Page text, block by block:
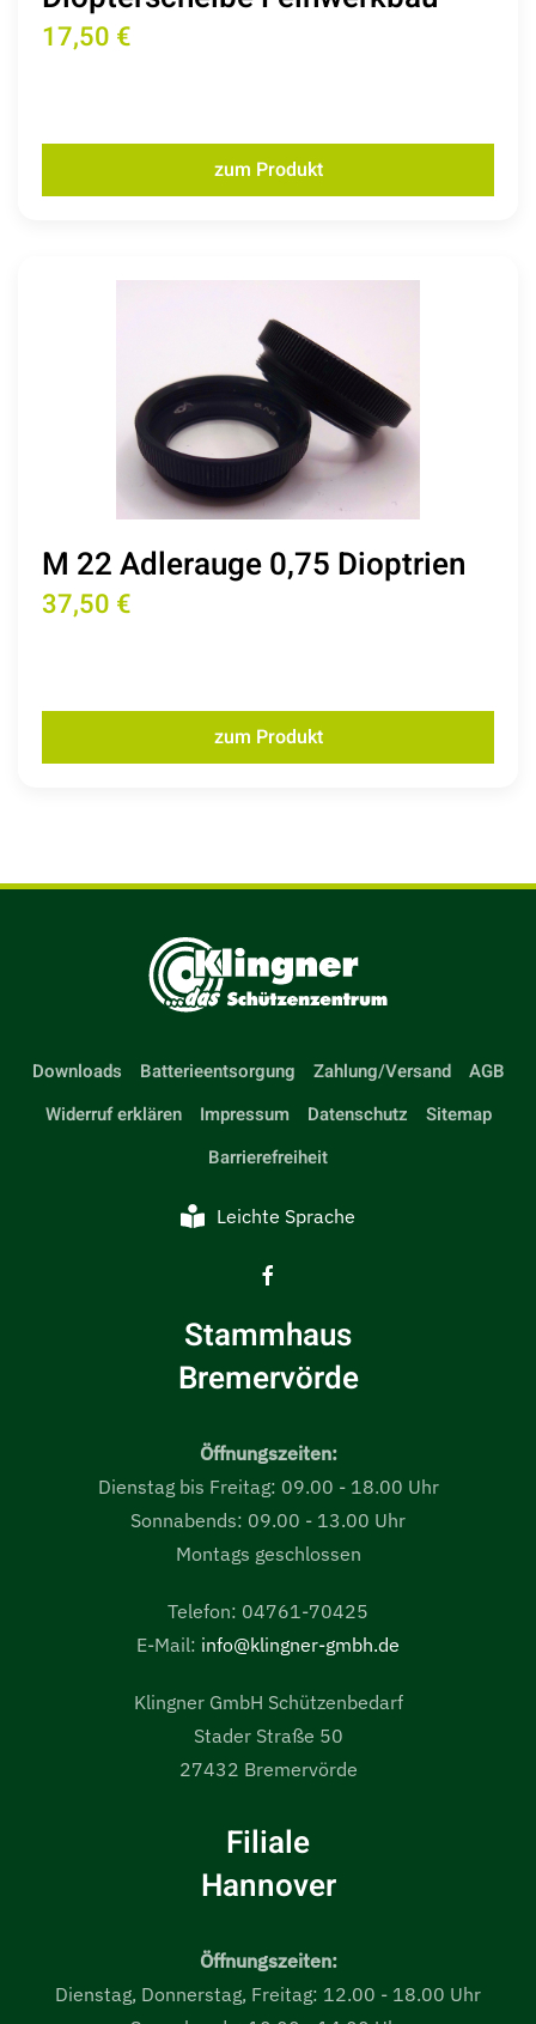
Downloads Batterieentsorgung Zahlung/Versand
AGB
Widerruf erklären
Impressum Datenschutz
Sitemap
Barrierefreiheit
Leichte Sprache
Stammhaus
Bremervörde
Öffnungszeiten:
Dienstag bis Freitag: 09.00 - 18.00 Uhr
Sonnabends: 09.00 - 13.00 Uhr
Montags geschlossen
Telefon: 04761-70425
E-Mail: info@klingner-gmbh.de
Klingner GmbH Schützenbedarf
Stader Straße 50
27432 Bremervörde
Filiale
Hannover
Öffnungszeiten:
Dienstag, Donnerstag, Freitag: 12.00 - 18.00 Uhr